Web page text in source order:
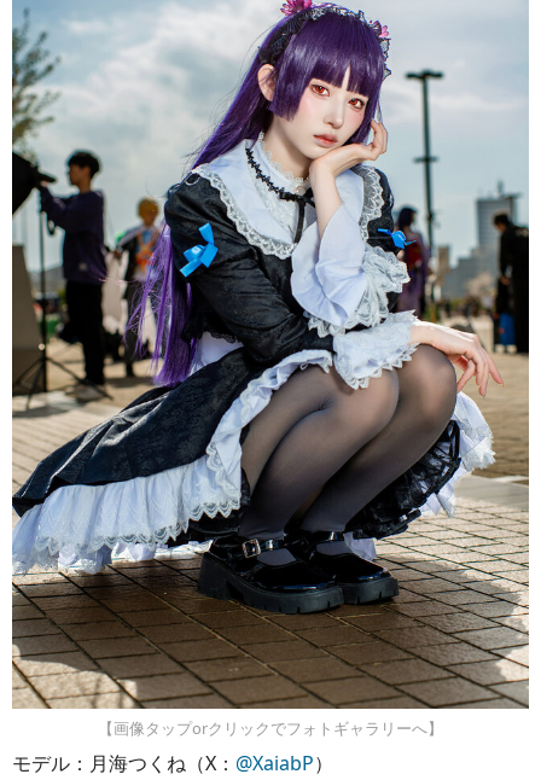
【画像タップorクリックでフォトギャラリーへ】
モデル：月海つくね（X： @XaiabP）